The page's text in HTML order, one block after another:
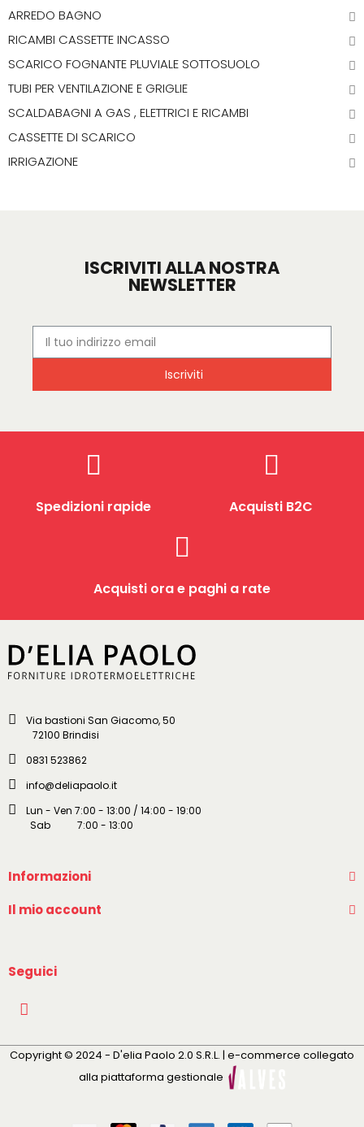
ARREDO BAGNO
RICAMBI CASSETTE INCASSO
SCARICO FOGNANTE PLUVIALE SOTTOSUOLO
TUBI PER VENTILAZIONE E GRIGLIE
SCALDABAGNI A GAS , ELETTRICI E RICAMBI
CASSETTE DI SCARICO
IRRIGAZIONE
ISCRIVITI ALLA NOSTRA
NEWSLETTER
Iscriviti
Spedizioni rapide Acquisti B2C
Acquisti ora e paghi a rate
Via bastioni San Giacomo, 50
72100 Brindisi
0831 523862
info@deliapaolo.it
Lun - Ven 7:00 - 13:00 / 14:00 - 19:00
Sab 7:00 - 13:00
Informazioni
Il mio account
Seguici
Copyright © 2024 - D'elia Paolo 2.0 S.R.L. | e-commerce collegato
alla piattaforma gestionale